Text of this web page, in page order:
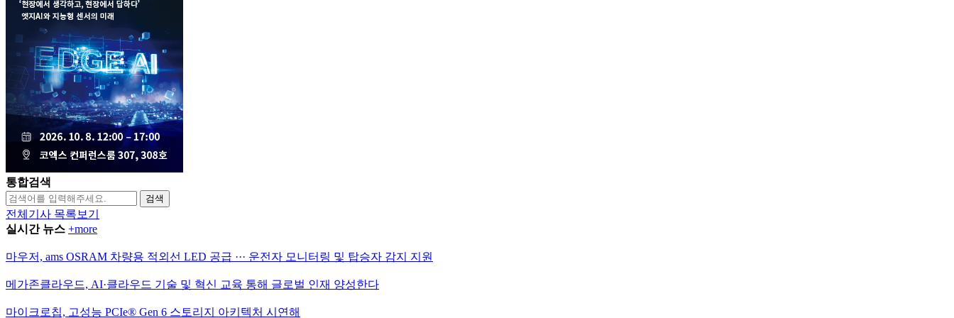
통합검색
검색
전체기사 목록보기
실시간 뉴스 +more
마우저, ams OSRAM 차량용 적외선 LED 공급 ··· 운전자 모니터링 및 탑승자 감지 지원
메가존클라우드, AI·클라우드 기술 및 혁신 교육 통해 글로벌 인재 양성한다
마이크로칩, 고성능 PCIe® Gen 6 스토리지 아키텍처 시연해